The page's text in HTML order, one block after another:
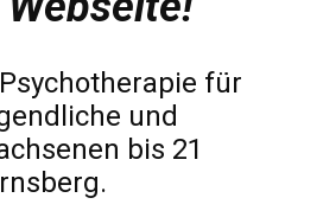
für
und
bis 21